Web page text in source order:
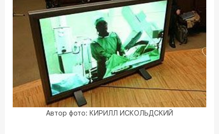
Автор фото: КИРИЛЛ ИСКОЛЬДСКИЙ